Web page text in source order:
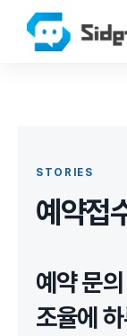
STORIES
예약접
예약 문
조율에